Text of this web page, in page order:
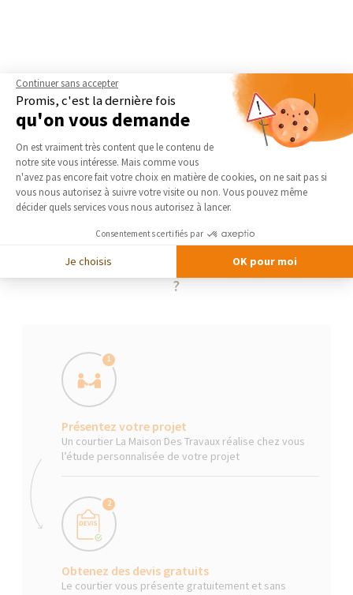
La Maison Des Travaux, comment ça marche
?
1
Présentez votre projet
Un courtier La Maison Des Travaux réalise chez vous
l’étude personnalisée de votre projet
2
Obtenez des devis gratuits
Le courtier vous présente gratuitement et sans
Continuer sans accepter
Promis, c'est la dernière fois
qu'on vous demande
Plateforme de Gestion du
On est vraiment très content que le contenu de
notre site vous intéresse. Mais comme vous
n'avez pas encore fait votre choix en matière de cookies, on ne sait pas si
vous nous autorisez à suivre votre visite ou non. Vous pouvez même
décider quels services vous nous autorisez à lancer.
Consentements certifiés par
Je choisis OK pour moi
Axeptio consent